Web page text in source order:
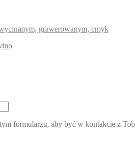
formularzu, aby być w kontakcie z